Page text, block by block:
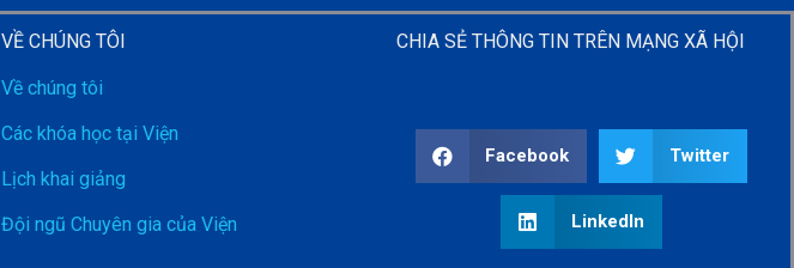
VỀ CHÚNG TÔI
Về chúng tôi
Các khóa học tại Viện
Lịch khai giảng
Đội ngũ Chuyên gia của Viện
CHIA SẺ THÔNG TIN TRÊN MẠNG XÃ HỘI
Facebook Twitter
LinkedIn